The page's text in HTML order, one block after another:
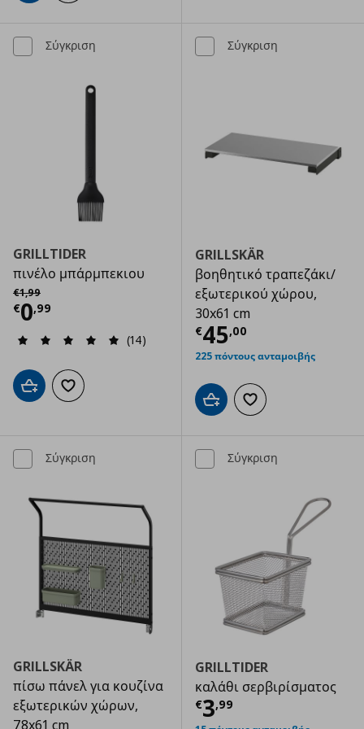
Σύγκριση
GRILLTIDER
πινέλο μπάρμπεκιου
€1,99
Αρχική τιμή
€0,99
Τρέχουσα τιμή € 0,99
(14)
Προσθήκη στο καλάθι
Προσθήκη στα αγαπημένα
Σύγκριση
GRILLSKÄR
βοηθητικό τραπεζάκι/
εξωτερικού χώρου,
30x61 cm
€45,00
Τρέχουσα
225 πόντους ανταμοιβής
Προσθήκη στο καλάθι
Προσθήκη στα
Σύγκριση
GRILLSKÄR
πίσω πάνελ για κουζίνα
εξωτερικών χώρων,
78x61 cm
Σύγκριση
GRILLTIDER
καλάθι σερβιρίσματος
€3,99
Τρέχουσα